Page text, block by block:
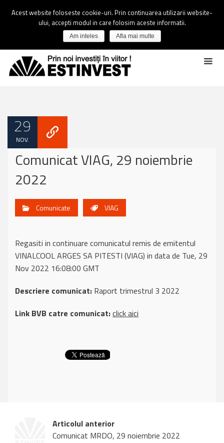
29
NOV.
Comunicat VIAG, 29 noiembrie
2022
Comunicate VIAG
Regasiti in continuare comunicatul remis de emitentul
VINALCOOL ARGES SA PITESTI (VIAG) in data de Tue, 29
Nov 2022 16:08:00 GMT
Descriere comunicat: Raport trimestrul 3 2022
Link BVB catre comunicat:click aici
Articolul anterior
Comunicat MRDO, 29 noiembrie 2022
Acest website foloseste cookie-uri. Prin continuarea utilizarii website-
ului, accepti modul in care folosim aceste informatii.
Am inteles Afla mai multe